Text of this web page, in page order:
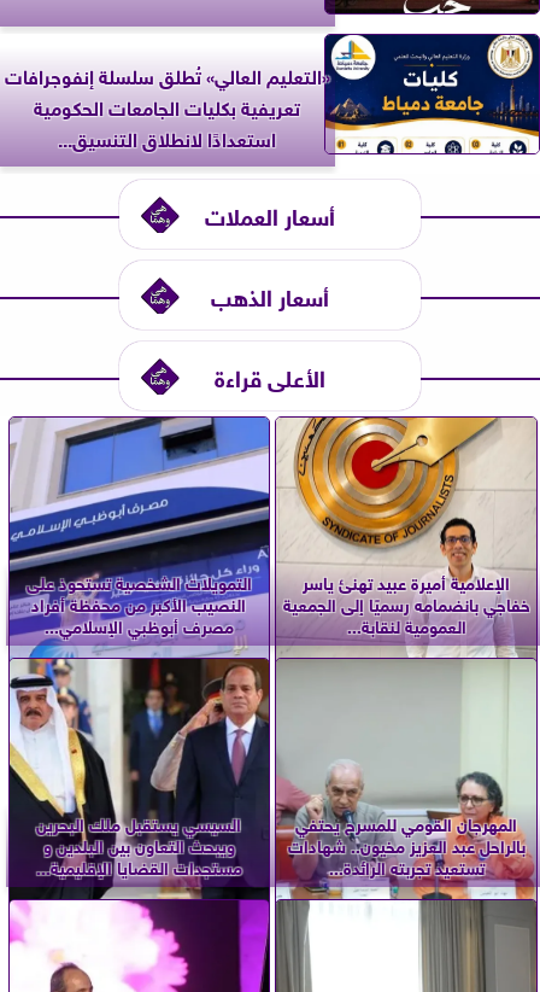
«التعليم العالي» تُطلق سلسلة إنفوجرافات
تعريفية بكليات الجامعات الحكومية
استعدادًا لانطلاق التنسيق...
أسعار العملات
أسعار الذهب
الأعلى قراءة
الإعلامية أميرة عبيد تهنئ ياسر
خفاجي بانضمامه رسميًا إلى الجمعية
العمومية لنقابة...
التمويلات الشخصية تستحوذ على
النصيب الأكبر من محفظة أفراد
مصرف أبوظبي الإسلامي...
المهرجان القومي للمسرح يحتفي
بالراحل عبد العزيز مخيون.. شهادات
تستعيد تجربته الرائدة...
السيسي يستقبل ملك البحرين
ويبحث التعاون بين البلدين و
مستجدات القضايا الإقليمية...